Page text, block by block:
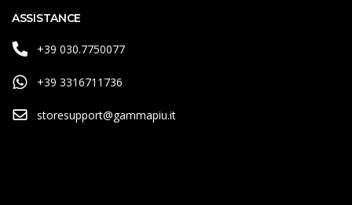
ASSISTANCE
+39 030.7750077
+39 3316711736
storesupport@gammapiu.it